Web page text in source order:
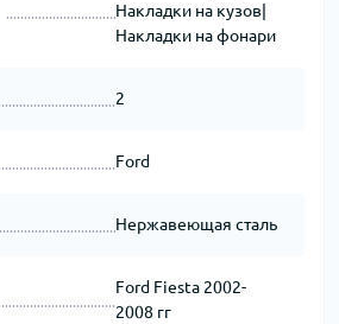
Накладки на кузов|
Накладки на фонари
2
Ford
Нержавеющая сталь
Ford Fiesta 2002-
2008 гг